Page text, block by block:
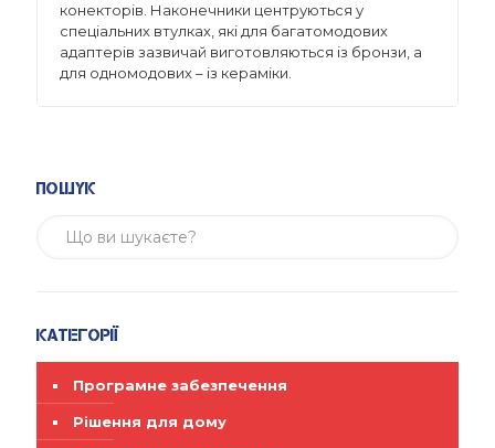
конекторів. Наконечники центруються у
спеціальних втулках, які для багатомодових
адаптерів зазвичай виготовляються із бронзи, а
для одномодових – із кераміки.
Пошук
Категорії
Програмне забезпечення
Рішення для дому